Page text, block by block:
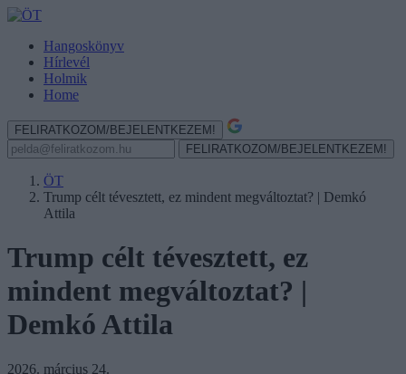
Hangoskönyv
Hírlevél
Holmik
Home
FELIRATKOZOM/BEJELENTKEZEM!
FELIRATKOZOM/BEJELENTKEZEM!
ÖT
Trump célt tévesztett, ez mindent megváltoztat? | Demkó
Attila
Trump célt tévesztett, ez
mindent megváltoztat? |
Demkó Attila
2026. március 24.